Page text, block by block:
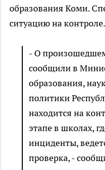
образования Коми.
ситуацию на контроле.
- О
сообщили в
образования,
политики
находится на
этапе в школах,
инциденты,
проверка, -